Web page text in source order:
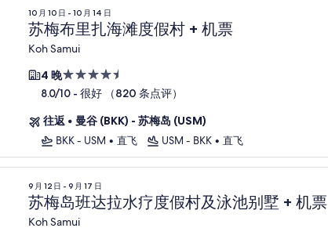
10 月 10 日 - 10 月 14 日
苏梅布里扎海滩度假村 + 机票
Koh Samui
4 晚4.5
星
宿
8.0/10 - 很好 （820 条点评）
往返 • 曼谷 (BKK) - 苏梅岛 (USM)
BKK - USM • 直飞 USM - BKK • 直飞
9 月 12 日 - 9 月 17 日
苏梅岛班达拉水疗度假村及泳池别墅 + 机票
Koh Samui